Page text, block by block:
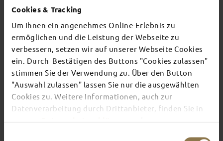
Cookies & Tracking
Um Ihnen ein angenehmes Online-Erlebnis zu
ermöglichen und die Leistung der Webseite zu
verbessern, setzen wir auf unserer Webseite Cookies
ein. Durch Bestätigen des Buttons "Cookies zulassen"
stimmen Sie der Verwendung zu. Über den Button
"Auswahl zulassen" lassen Sie nur die ausgewählten
Cookies zu. Weitere Informationen, auch zur
Datenverarbeitung durch Drittanbieter, finden Sie in
All experiences at a glance
THIS IS WHAT
AWAITS YOU IN
FULDA
This page provides an overview of what awaits
you in Fulda. What do you feel like doing?